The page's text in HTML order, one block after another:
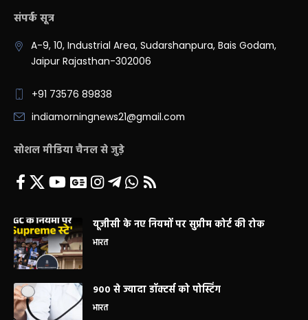
संपर्क सूत्र
A-9, 10, Industrial Area, Sudarshanpura, Bais Godam,
Jaipur Rajasthan-302006
+91 73576 89838
indiamorningnews21@gmail.com
सोशल मीडिया चैनल से जुड़े
यूजीसी के नए नियमों पर सुप्रीम कोर्ट की रोक
भारत
900 से ज्यादा डॉक्टर्स को पोस्टिंग
भारत